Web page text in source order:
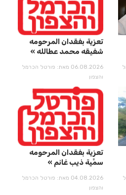
تعزية بفقدان المرحومه
شفيقه محمد عطالله
06.08.2026 מאת: פורטל הכרמל
והצפון
تعزية بفقدان المرحومه
سمِّيِة ذيب غانم
04.08.2026 מאת: פורטל הכרמל
והצפון